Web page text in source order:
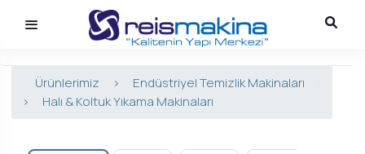
Ürünlerimiz >
Endüstriyel Temizlik Makinaları
>
Halı & Koltuk Yıkama Makinaları